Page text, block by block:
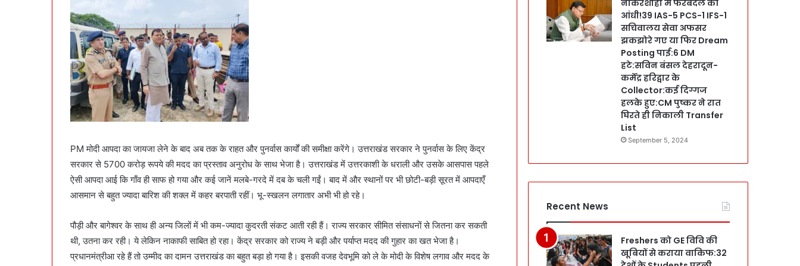
PM मोदी आपदा का जायजा लेने के बाद अब तक के राहत और पुनर्वास कार्यों की समीक्षा करेंगे। उत्तराखंड सरकार ने पुनर्वास के लिए केंद्र
सरकार से 5700 करोड़ रूपये की मदद का प्रस्ताव अनुरोध के साथ भेजा है। उत्तराखंड में उत्तरकाशी के धराली और उसके आसपास पहले
ऐसी आपदा आई कि गाँव ही साफ हो गया और कई जानें मलबे-गरदे में दब के चली गईं। बाद में और स्थानों पर भी छोटी-बड़ी सूरत में आपदाएँ
आसमान से बहुत ज्यादा बारिश की शक्ल में कहर बरपाती रहीं। भू-स्खलन लगातार अभी भी हो रहे।
पौड़ी और बागेश्वर के साथ ही अन्य जिलों में भी कम-ज्यादा कुदरती संकट आती रही हैं। राज्य सरकार सीमित संसाधनों से जितना कर सकती
थी, उतना कर रही। ये लेकिन नाकाफी साबित हो रहा। केंद्र सरकार को राज्य ने बड़ी और पर्याप्त मदद की गुहार का खत भेजा है।
प्रधानमंत्रीआ रहे हैं तो उम्मीद का दामन उत्तराखंड का बहुत बड़ा हो गया है। इसकी वजह देवभूमि को ले के मोदी के विशेष लगाव और मदद के
नौकरशाही में फेरबदल की
आंधी!39 IAS-5 PCS-1 IFS-1
सचिवालय सेवा अफसर
झकझोरे गए या फिर Dream
Posting पाई:6 DM
हटे:सविन बंसल देहरादून-
कर्मेंद्र हरिद्वार के
Collector:कई दिग्गज
हलके हुए:CM पुष्कर ने रात
घिरते ही निकाली Transfer
List
September 5, 2024
Recent News
Freshers को GE विवि की
खूबियों से कराया वाकिफ:32